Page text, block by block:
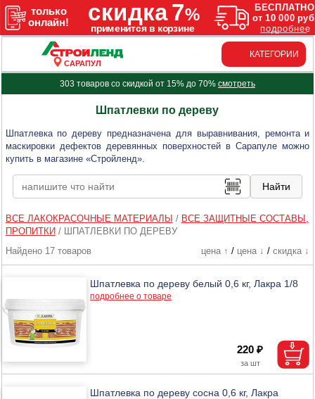
САРАПУЛ
КАТЕГОРИИ
303 товаров со скидкой от 15% до 70% смотреть
Шпатлевки по дереву
Шпатлевка по дереву предназначена для выравнивания, ремонта и
маскировки дефектов деревянных поверхностей в Сарапуле можно
купить в магазине «Стройленд».
ВСЕ ЛАКОКРАСОЧНЫЕ МАТЕРИАЛЫ / ВСЕ ЗАЩИТНЫЕ СОСТАВЫ,
ПРОПИТКИ /
ШПАТЛЕВКИ ПО ДЕРЕВУ
Найдено 17 товаров
цена ↑ / цена ↓ / скидка ↓
Шпатлевка по дереву белый 0,6 кг, Лакра 1/8
подробнее о товаре
220 ₽
Шпатлевка по дереву сосна 0,6 кг, Лакра